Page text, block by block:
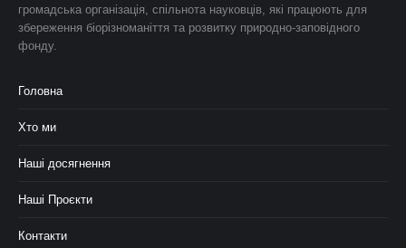
громадська організація, спільнота науковців, які працюють для
збереження біорізноманіття та розвитку природно-заповідного
фонду.
Головна
Хто ми
Наші досягнення
Наші Проєкти
Контакти